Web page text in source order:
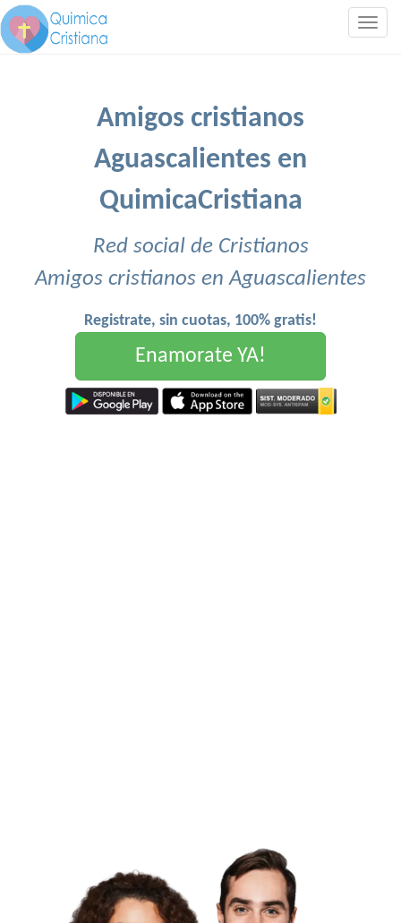
Amigos cristianos
Aguascalientes en
QuimicaCristiana
Red social de Cristianos
Amigos cristianos en Aguascalientes
Registrate, sin cuotas, 100% gratis!
Enamorate YA!